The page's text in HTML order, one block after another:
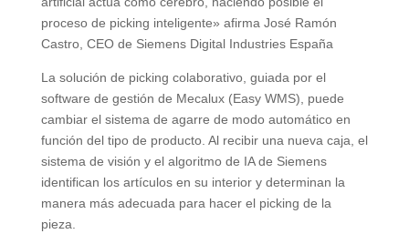
proceso de picking inteligente» afirma José Ramón
Castro, CEO de Siemens Digital Industries España
La solución de picking colaborativo, guiada por el
software de gestión de Mecalux (Easy WMS), puede
cambiar el sistema de agarre de modo automático en
función del tipo de producto. Al recibir una nueva caja, el
sistema de visión y el algoritmo de IA de Siemens
identifican los artículos en su interior y determinan la
manera más adecuada para hacer el picking de la
pieza.